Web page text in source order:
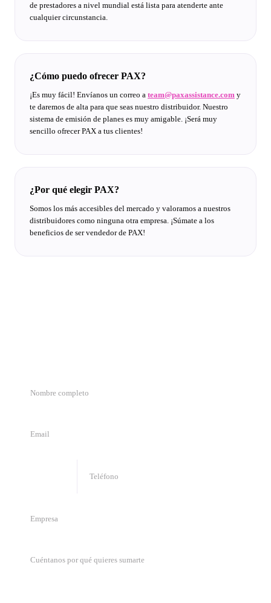
de prestadores a nivel mundial está lista para atenderte ante
cualquier circunstancia.
¿Cómo puedo ofrecer PAX?
¡Es muy fácil! Envíanos un correo a team@paxassistance.com y
te daremos de alta para que seas nuestro distribuidor. Nuestro
sistema de emisión de planes es muy amigable. ¡Será muy
sencillo ofrecer PAX a tus clientes!
¿Por qué elegir PAX?
Somos los más accesibles del mercado y valoramos a nuestros
distribuidores como ninguna otra empresa. ¡Súmate a los
beneficios de ser vendedor de PAX!